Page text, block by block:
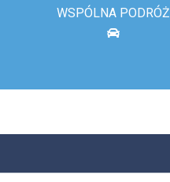
WSPÓLNA PODRÓŻ